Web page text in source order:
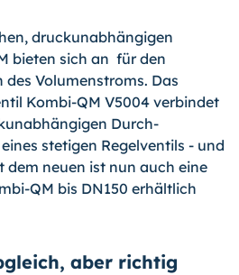
druckunabhängigen
bieten sich an für den
Volumenstroms. Das
Kombi-QM V5004 verbindet
Durch­
stetigen Regelventils - und
dem neuen ist nun auch eine
QM bis DN150 erhältlich
aber richtig